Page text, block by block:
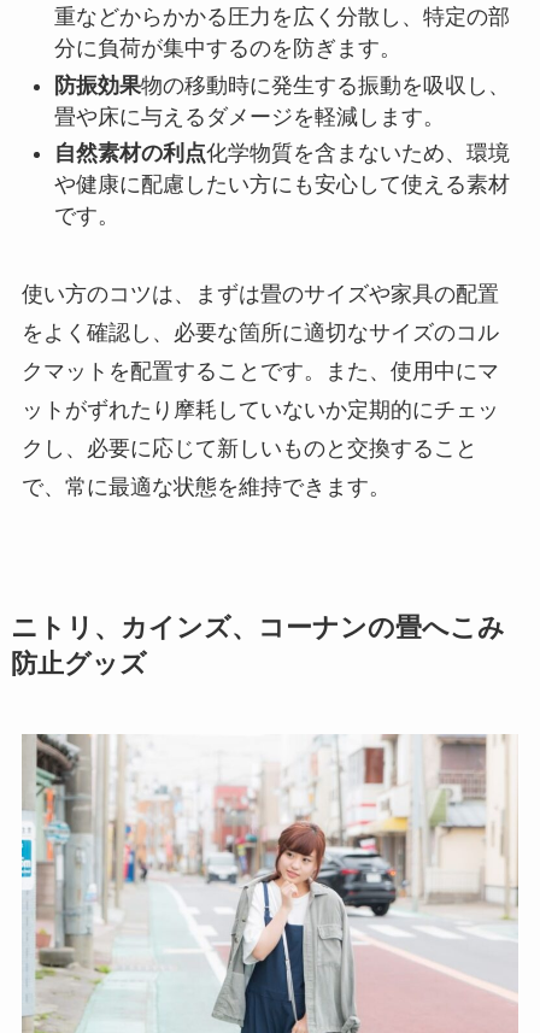
重などからかかる圧力を広く分散し、特定の部
分に負荷が集中するのを防ぎます。
防振効果物の移動時に発生する振動を吸収し、
畳や床に与えるダメージを軽減します。
自然素材の利点化学物質を含まないため、環境
や健康に配慮したい方にも安心して使える素材
です。
使い方のコツは、まずは畳のサイズや家具の配置
をよく確認し、必要な箇所に適切なサイズのコル
クマットを配置することです。また、使用中にマ
ットがずれたり摩耗していないか定期的にチェッ
クし、必要に応じて新しいものと交換すること
で、常に最適な状態を維持できます。
ニトリ、カインズ、コーナンの畳へこみ
防止グッズ